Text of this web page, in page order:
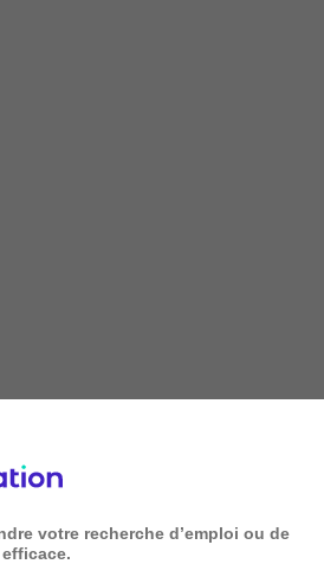
votre recherche d’emploi ou de